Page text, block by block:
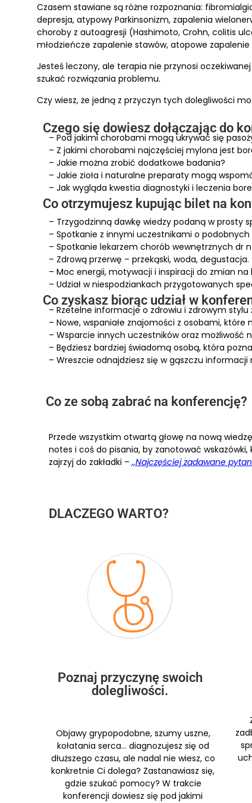
Czasem stawiane są różne rozpoznania:
depresja, atypowy Parkinsonizm, zapalenia
choroby z autoagresji (Hashimoto, Crohn, colitis
młodzieńcze zapalenie stawów, atopowe zapalenie
Jesteś leczony, ale terapia nie przynosi
szukać rozwiązania problemu.
Czy wiesz, że jedną z przyczyn tych dolegliwości
Czego się dowiesz dołączając do
– Pod jakimi chorobami mogą ukrywać się
– Z jakimi chorobami najczęściej mylona jest
– Jakie można zrobić dodatkowe badania?
– Jakie zioła i naturalne preparaty mogą
– Jak wygląda kwestia diagnostyki i leczenia
Co otrzymujesz kupując bilet na
– Trzygodzinną dawkę wiedzy podaną w prosty
– Spotkanie z innymi uczestnikami o
– Spotkanie lekarzem chorób wewnętrznych dr
– Zdrową przerwę – przekąski, woda, degustacja.
– Moc energii, motywacji i inspiracji do zmian na
– Udział w niespodziankach przygotowanych
Co zyskasz biorąc udział w
– Rzetelne informacje o zdrowiu i zdrowym
– Nowe, wspaniałe znajomości z osobami,
– Wsparcie innych uczestników oraz możliwość
– Będziesz bardziej świadomą osobą, która
– Wreszcie odnajdziesz się w gąszczu
Co ze sobą zabrać na konferencję?
Przede wszystkim otwartą głowę na nową
notes i coś do pisania, by zanotować
zajrzyj do zakładki – ,,Najczęściej zadawane
DLACZEGO WARTO?
Poznaj przyczynę swoich
dolegliwości.
Objawy grypopodobne, szumy uszne,
kołatania serca… diagnozujesz się od
dłuższego czasu, ale nadal nie wiesz, co
konkretnie Ci dolega? Zastanawiasz się,
gdzie szukać pomocy? W trakcie
konferencji dowiesz się pod jakimi